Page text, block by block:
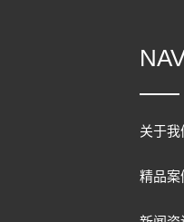
关于我
精品案